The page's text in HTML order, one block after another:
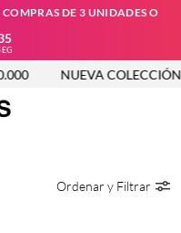
DE 3 UNIDADES O
NUEVA COLECCIÓN
Ordenar y Filtrar